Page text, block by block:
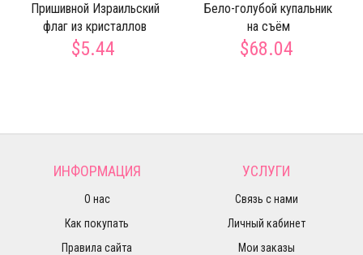
Пришивной Израильский
флаг из кристаллов
$5.44
Бело-голубой купальник
на съём
$68.04
ИНФОРМАЦИЯ
О нас
Как покупать
Правила сайта
УСЛУГИ
Связь с нами
Личный кабинет
Мои заказы